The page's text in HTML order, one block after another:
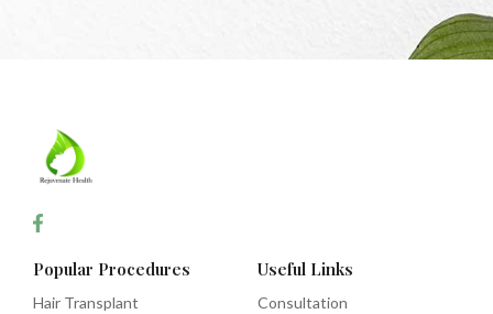
Popular Procedures
Hair Transplant
Useful Links
Consultation